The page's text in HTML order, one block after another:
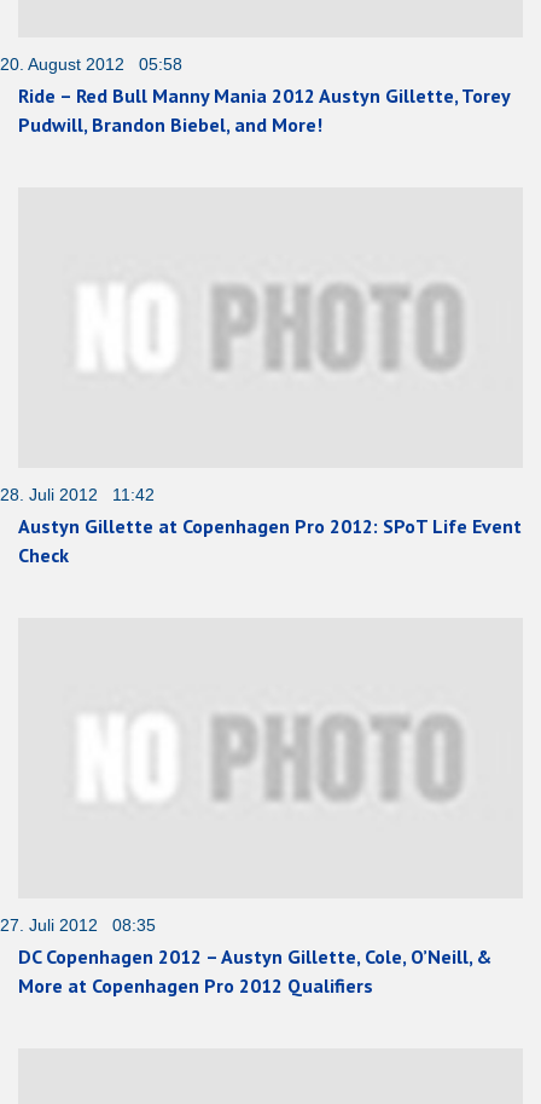
20. August 2012 05:58
Ride – Red Bull Manny Mania 2012 Austyn Gillette, Torey
Pudwill, Brandon Biebel, and More!
28. Juli 2012 11:42
Austyn Gillette at Copenhagen Pro 2012: SPoT Life Event
Check
27. Juli 2012 08:35
DC Copenhagen 2012 – Austyn Gillette, Cole, O’Neill, &
More at Copenhagen Pro 2012 Qualifiers